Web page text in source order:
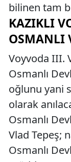
bilinen tam
KAZIKLI
OSMANLI
Voyvoda III.
Osmanlı
oğlunu yani
olarak
Osmanlı
Vlad Tepeş;
Osmanlı